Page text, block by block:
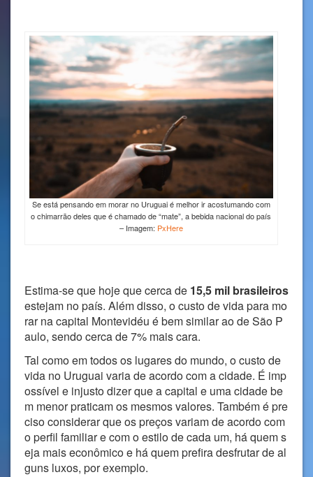
Se está pensando em morar no Uruguai é melhor ir acostumando com
o chimarrão deles que é chamado de “mate”, a bebida nacional do país
– Imagem: PxHere
Estima-se que hoje que cerca de 15,5 mil brasileiros
estejam no país. Além disso, o custo de vida para mo
rar na capital Montevidéu é bem similar ao de São P
aulo, sendo cerca de 7% mais cara.
Tal como em todos os lugares do mundo, o custo de
vida no Uruguai varia de acordo com a cidade. É imp
ossível e injusto dizer que a capital e uma cidade be
m menor praticam os mesmos valores. Também é pre
ciso considerar que os preços variam de acordo com
o perfil familiar e com o estilo de cada um, há quem s
eja mais econômico e há quem prefira desfrutar de al
guns luxos, por exemplo.